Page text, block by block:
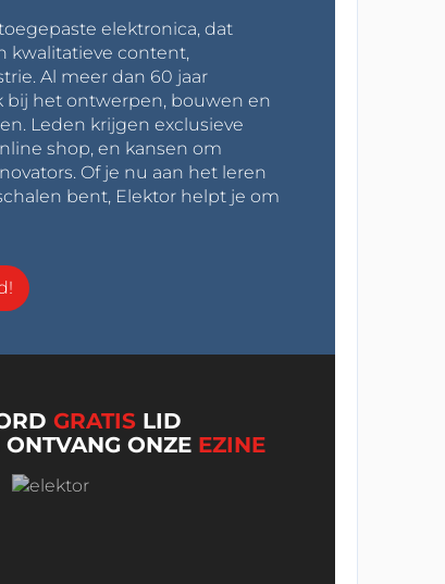
elektronica, dat
kwalitatieve content,
Al meer dan 60 jaar
het ontwerpen, bouwen en
Leden krijgen exclusieve
shop, en kansen om
Of je nu aan het leren
bent, Elektor helpt je om
GRATIS LID
ONTVANG ONZE EZINE